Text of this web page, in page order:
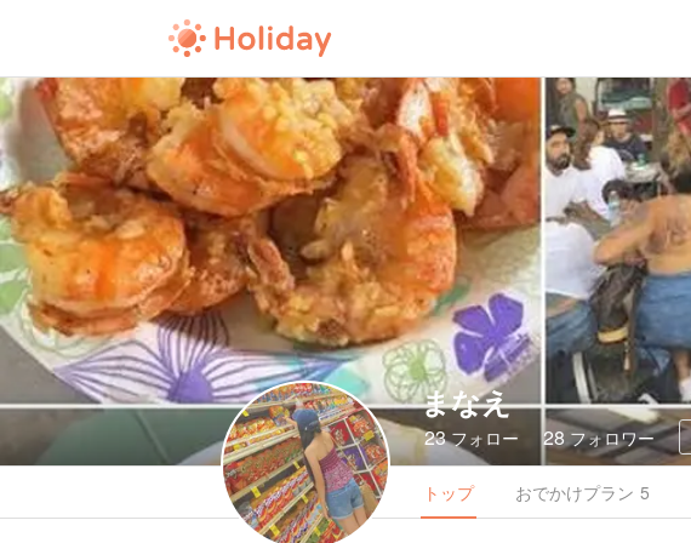
まなえ
23フォロー 28 フォロワー
トップ おでかけプラン 5